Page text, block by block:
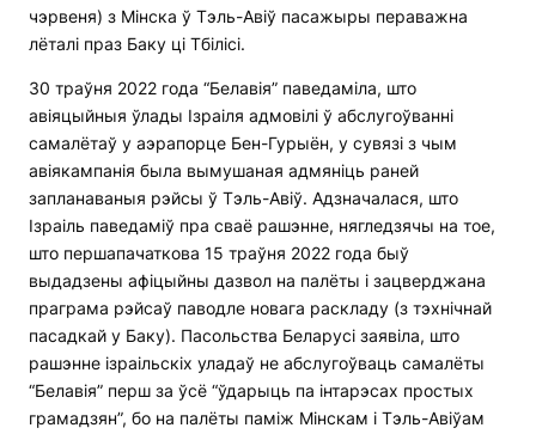
чэрвеня) з Мінска ў Тэль-Авіў пасажыры пераважна
лёталі праз Баку ці Тбілісі.
30 траўня 2022 года “Белавія” паведаміла, што
авіяцыйныя ўлады Ізраіля адмовілі ў абслугоўванні
самалётаў у аэрапорце Бен-Гурыён, у сувязі з чым
авіякампанія была вымушаная адмяніць раней
запланаваныя рэйсы ў Тэль-Авіў. Адзначалася, што
Ізраіль паведаміў пра сваё рашэнне, нягледзячы на тое,
што першапачаткова 15 траўня 2022 года быў
выдадзены афіцыйны дазвол на палёты і зацверджана
праграма рэйсаў паводле новага раскладу (з тэхнічнай
пасадкай у Баку). Пасольства Беларусі заявіла, што
рашэнне ізраільскіх уладаў не абслугоўваць самалёты
“Белавія” перш за ўсё “ўдарыць па інтарэсах простых
грамадзян”, бо на палёты паміж Мінскам і Тэль-Авіўам